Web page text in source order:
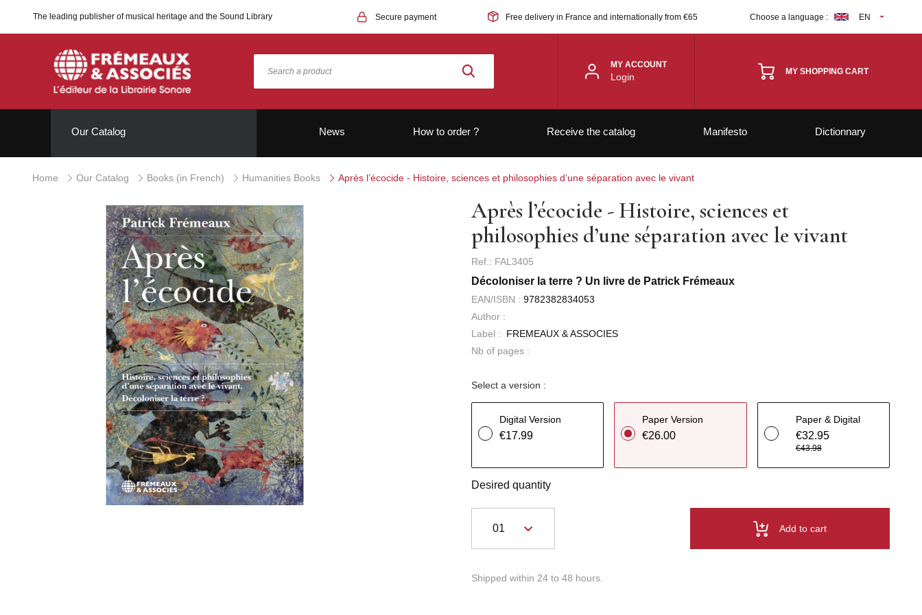
The leading publisher of musical heritage and the Sound Library Secure payment Free delivery in France and internationally from €65 Choose a language : EN
MY ACCOUNT
Login MY SHOPPING CART
Our Catalog News How to order ? Receive the catalog Manifesto Dictionnary
Home Our Catalog Books (in French) Humanities Books Après l’écocide - Histoire, sciences et philosophies d’une séparation avec le vivant
Après l’écocide - Histoire, sciences et
philosophies d’une séparation avec le vivant
Ref.: FAL3405
Décoloniser la terre ? Un livre de Patrick Frémeaux
EAN/ISBN : 9782382834053
Author :
Label :
FREMEAUX & ASSOCIES
Nb of pages :
Select a version :
Digital Version
€17.99
Paper Version
€26.00
Paper & Digital
€32.95
€43.98
Desired quantity
Add to cart
Shipped within 24 to 48 hours.